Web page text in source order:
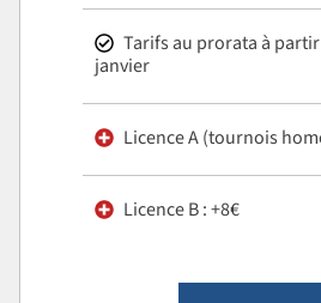
Tarifs au prorata à
janvier
Licence A (tournois
Licence B : +8€